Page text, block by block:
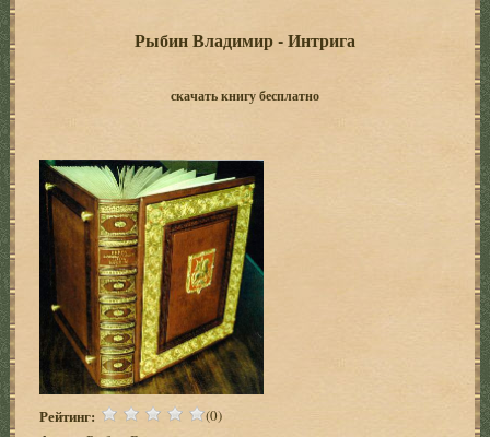
Рыбин Владимир - Интрига
скачать книгу бесплатно
Рейтинг: (0)